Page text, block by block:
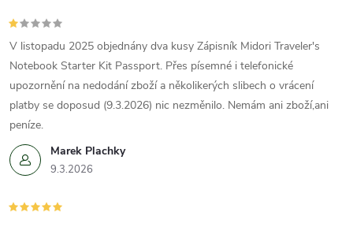
Marek Plachky
9.3.2026
V listopadu 2025 objednány dva kusy Zápisník Midori Traveler's
Notebook Starter Kit Passport. Přes písemné i telefonické
upozornění na nedodání zboží a několikerých slibech o vrácení
platby se doposud (9.3.2026) nic nezměnilo. Nemám ani zboží,ani
peníze.